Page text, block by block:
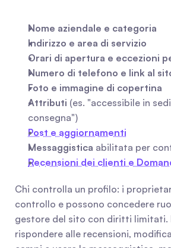
Nome aziendale e categoria
Indirizzo e area di servizio
Orari di apertura e eccezioni
Numero di telefono e link al
Foto e immagine di copertina
Attributi (es. "accessibile in
consegna")
Post e aggiornamenti
Messaggistica abilitata per
Recensioni dei clienti e
Chi controlla un profilo: i
controllo e possono concedere
gestore del sito con diritti limitati.
rispondere alle recensioni,